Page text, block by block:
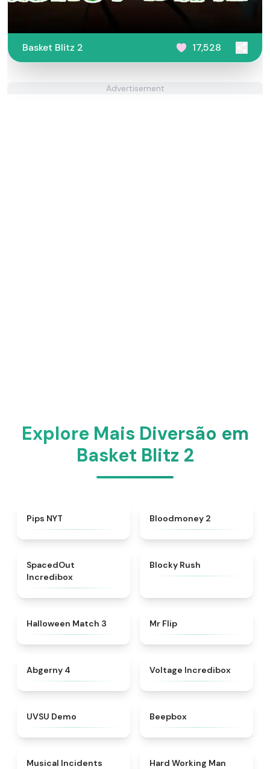
Basket Blitz 2 17,528
Advertisement
Explore Mais Diversão em
Basket Blitz 2
Pips NYT Bloodmoney 2
SpacedOut
Incredibox
Blocky Rush
★
Halloween Match 3 Mr Flip
Abgerny 4 Voltage Incredibox
UVSU Demo Beepbox
Musical Incidents Hard Working Man